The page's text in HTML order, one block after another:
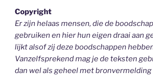
Copyright
Er zijn helaas mensen, die de
gebruiken en hier hun eigen draai aan
lijkt alsof zij deze boodschappen
Vanzelfsprekend mag je de teksten
dan wel als geheelmet bronvermelding